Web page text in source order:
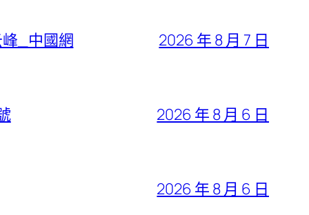
_中國網 2026 年 8 月 7 日
2026 年 8 月 6 日
2026 年 8 月 6 日